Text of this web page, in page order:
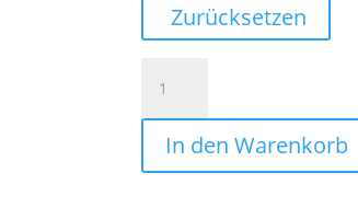
Zurücksetzen
LITE
JACKE
MengeIn den Warenkorb